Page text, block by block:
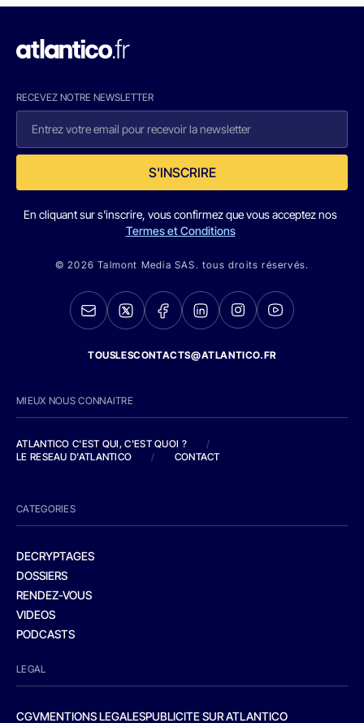
RECEVEZ NOTRE NEWSLETTER
S'INSCRIRE
En cliquant sur s'inscrire, vous confirmez que vous acceptez nos
Termes et Conditions
© 2026 Talmont Media SAS. tous droits réservés.
TOUSLESCONTACTS@ATLANTICO.FR
MIEUX NOUS CONNAITRE
ATLANTICO C'EST QUI, C'EST QUOI ?
/
LE RESEAU D'ATLANTICO
/ CONTACT
CATEGORIES
DECRYPTAGES
DOSSIERS
RENDEZ-VOUS
VIDEOS
PODCASTS
LEGAL
CGVMENTIONS LEGALESPUBLICITE SUR ATLANTICO